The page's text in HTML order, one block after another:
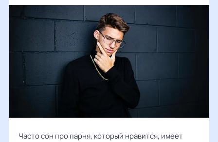
Часто сон про парня, который нравится, имеет